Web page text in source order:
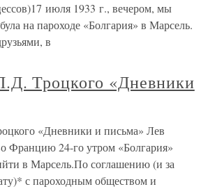
июля 1933 г., вечером, мы
на пароходе «Болгария» в Марсель.
в
Троцкого «Дневники
«Дневники и письма» Лев
Францию 24-го утром «Болгария»
в Марсель.По соглашению (и за
с пароходным обществом и